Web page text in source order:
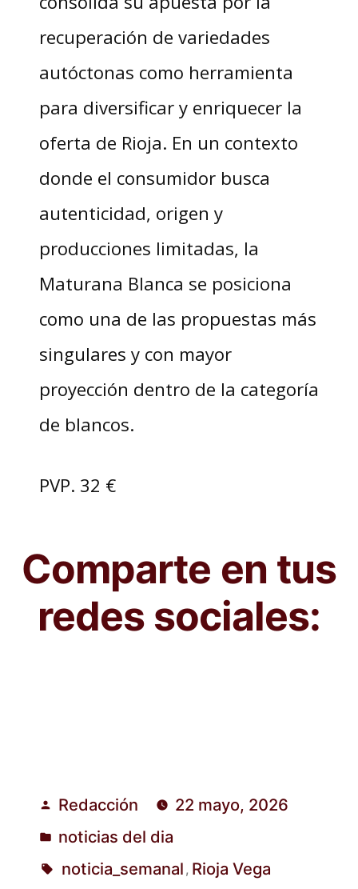
recuperación de variedades
autóctonas como herramienta
para diversificar y enriquecer la
oferta de Rioja. En un contexto
donde el consumidor busca
autenticidad, origen y
producciones limitadas, la
Maturana Blanca se posiciona
como una de las propuestas más
singulares y con mayor
proyección dentro de la categoría
de blancos.
PVP. 32 €
Comparte en tus
redes sociales:
Publicado
por
Redacción 22 mayo, 2026
Publicado
en
noticias del dia
noticia_semanal , Rioja Vega